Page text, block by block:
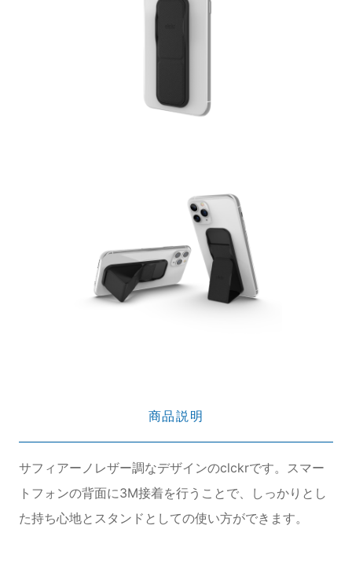
商品説明
サフィアーノレザー調なデザインのclckrです。スマー
トフォンの背面に3M接着を行うことで、しっかりとし
た持ち心地とスタンドとしての使い方ができます。